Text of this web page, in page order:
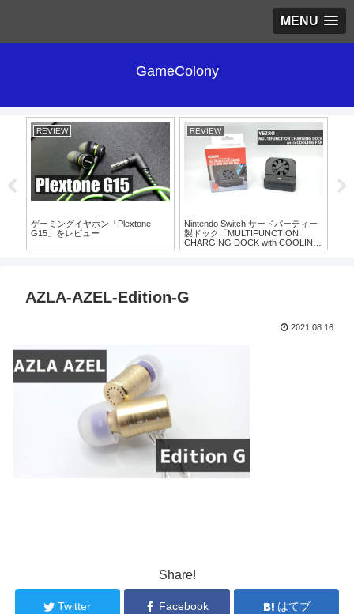
MENU
GameColony
REVIEW
ゲーミングイヤホン「Plextone
G15」をレビュー
REVIEW
Nintendo Switch サードパーティー
製ドック「MULTIFUNCTION
CHARGING DOCK with COOLING
FAN」
AZLA-AZEL-Edition-G
2021.08.16
Share!
Twitter Facebook はてブ